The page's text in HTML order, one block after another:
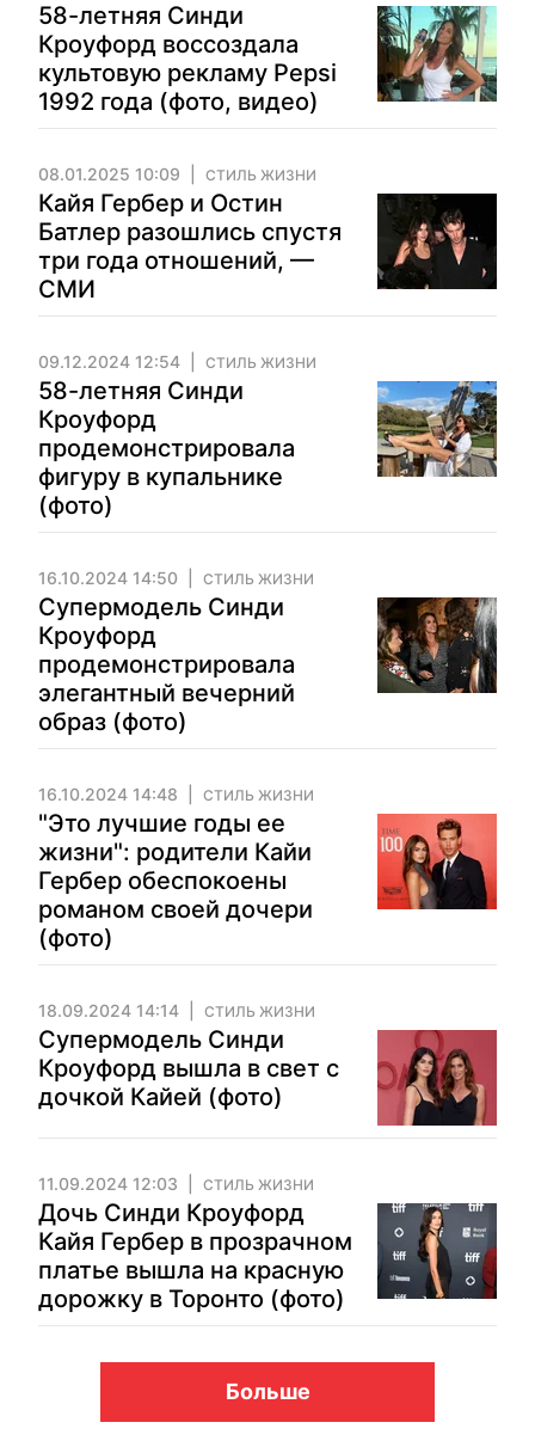
58-летняя Синди
Кроуфорд воссоздала
культовую рекламу Pepsi
1992 года (фото, видео)
08.01.2025 10:09 СТИЛЬ ЖИЗНИ
Кайя Гербер и Остин
Батлер разошлись спустя
три года отношений, —
СМИ
09.12.2024 12:54 СТИЛЬ ЖИЗНИ
58-летняя Синди
Кроуфорд
продемонстрировала
фигуру в купальнике
(фото)
16.10.2024 14:50 СТИЛЬ ЖИЗНИ
Супермодель Синди
Кроуфорд
продемонстрировала
элегантный вечерний
образ (фото)
16.10.2024 14:48 СТИЛЬ ЖИЗНИ
"Это лучшие годы ее
жизни": родители Кайи
Гербер обеспокоены
романом своей дочери
(фото)
18.09.2024 14:14 СТИЛЬ ЖИЗНИ
Супермодель Синди
Кроуфорд вышла в свет с
дочкой Кайей (фото)
11.09.2024 12:03 СТИЛЬ ЖИЗНИ
Дочь Синди Кроуфорд
Кайя Гербер в прозрачном
платье вышла на красную
дорожку в Торонто (фото)
Больше